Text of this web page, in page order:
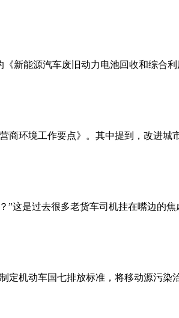
新能源汽车废旧动力电池回收和综合
商环境工作要点》。其中提到，改进
这是过去很多老货车司机挂在嘴边的
定机动车国七排放标准，将移动源污